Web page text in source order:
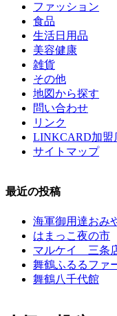
ファッション
食品
生活日用品
美容健康
雑貨
その他
地図から探す
問い合わせ
リンク
LINKCARD加盟
サイトマップ
最近の投稿
海軍御用達おみ
はまっこ夜の市
マルケイ 三条
舞鶴ふるるファ
舞鶴八千代館